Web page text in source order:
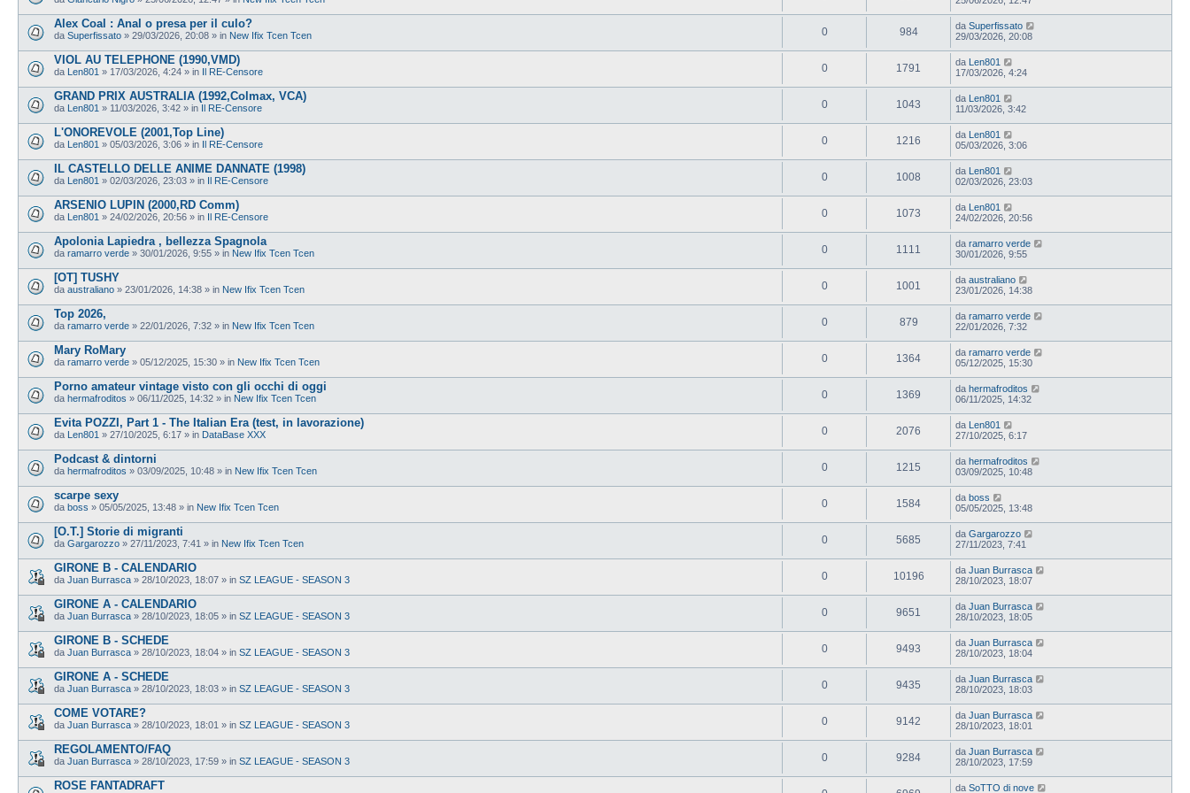
Alex Coal : Anal o presa per il culo?
da Superfissato » 29/03/2026, 20:08 » in New Ifix Tcen Tcen 0 984 da Superfissato
29/03/2026, 20:08
VIOL AU TELEPHONE (1990,VMD)
da Len801 » 17/03/2026, 4:24 » in Il RE-Censore 0 1791 da Len801
17/03/2026, 4:24
GRAND PRIX AUSTRALIA (1992,Colmax, VCA)
da Len801 » 11/03/2026, 3:42 » in Il RE-Censore 0 1043 da Len801
11/03/2026, 3:42
L'ONOREVOLE (2001,Top Line)
da Len801 » 05/03/2026, 3:06 » in Il RE-Censore 0 1216 da Len801
05/03/2026, 3:06
IL CASTELLO DELLE ANIME DANNATE (1998)
da Len801 » 02/03/2026, 23:03 » in Il RE-Censore 0 1008 da Len801
02/03/2026, 23:03
ARSENIO LUPIN (2000,RD Comm)
da Len801 » 24/02/2026, 20:56 » in Il RE-Censore 0 1073 da Len801
24/02/2026, 20:56
Apolonia Lapiedra , bellezza Spagnola
da ramarro verde » 30/01/2026, 9:55 » in New Ifix Tcen Tcen 0 1111 da ramarro verde
30/01/2026, 9:55
[OT] TUSHY
da australiano » 23/01/2026, 14:38 » in New Ifix Tcen Tcen 0 1001 da australiano
23/01/2026, 14:38
Top 2026,
da ramarro verde » 22/01/2026, 7:32 » in New Ifix Tcen Tcen 0 879 da ramarro verde
22/01/2026, 7:32
Mary RoMary
da ramarro verde » 05/12/2025, 15:30 » in New Ifix Tcen Tcen 0 1364 da ramarro verde
05/12/2025, 15:30
Porno amateur vintage visto con gli occhi di oggi
da hermafroditos » 06/11/2025, 14:32 » in New Ifix Tcen Tcen 0 1369 da hermafroditos
06/11/2025, 14:32
Evita POZZI, Part 1 - The Italian Era (test, in lavorazione)
da Len801 » 27/10/2025, 6:17 » in DataBase XXX 0 2076 da Len801
27/10/2025, 6:17
Podcast & dintorni
da hermafroditos » 03/09/2025, 10:48 » in New Ifix Tcen Tcen 0 1215 da hermafroditos
03/09/2025, 10:48
scarpe sexy
da boss » 05/05/2025, 13:48 » in New Ifix Tcen Tcen 0 1584 da boss
05/05/2025, 13:48
[O.T.] Storie di migranti
da Gargarozzo » 27/11/2023, 7:41 » in New Ifix Tcen Tcen 0 5685 da Gargarozzo
27/11/2023, 7:41
GIRONE B - CALENDARIO
da Juan Burrasca » 28/10/2023, 18:07 » in SZ LEAGUE - SEASON 3 0 10196 da Juan Burrasca
28/10/2023, 18:07
GIRONE A - CALENDARIO
da Juan Burrasca » 28/10/2023, 18:05 » in SZ LEAGUE - SEASON 3 0 9651 da Juan Burrasca
28/10/2023, 18:05
GIRONE B - SCHEDE
da Juan Burrasca » 28/10/2023, 18:04 » in SZ LEAGUE - SEASON 3 0 9493 da Juan Burrasca
28/10/2023, 18:04
GIRONE A - SCHEDE
da Juan Burrasca » 28/10/2023, 18:03 » in SZ LEAGUE - SEASON 3 0 9435 da Juan Burrasca
28/10/2023, 18:03
COME VOTARE?
da Juan Burrasca » 28/10/2023, 18:01 » in SZ LEAGUE - SEASON 3 0 9142 da Juan Burrasca
28/10/2023, 18:01
REGOLAMENTO/FAQ
da Juan Burrasca » 28/10/2023, 17:59 » in SZ LEAGUE - SEASON 3 0 9284 da Juan Burrasca
28/10/2023, 17:59
ROSE FANTADRAFT da SoTTO di nove